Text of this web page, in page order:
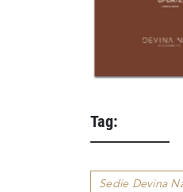
Tag:
Sedie Devina